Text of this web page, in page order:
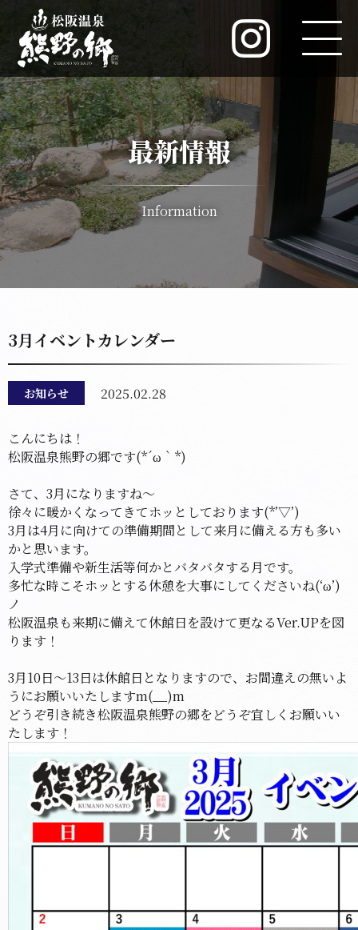
最新情報
Information
3月イベントカレンダー
お知らせ 2025.02.28
こんにちは！
松阪温泉熊野の郷です(*´ω｀*)
さて、3月になりますね～
徐々に暖かくなってきてホッとしております(*’▽’)
3月は4月に向けての準備期間として来月に備える方も多い
かと思います。
入学式準備や新生活等何かとバタバタする月です。
多忙な時こそホッとする休憩を大事にしてくださいね(‘ω’)
ノ
松阪温泉も来期に備えて休館日を設けて更なるVer.UPを図
ります！
3月10日～13日は休館日となりますので、お間違えの無いよ
うにお願いいたしますm(__)m
どうぞ引き続き松阪温泉熊野の郷をどうぞ宜しくお願いい
たします！